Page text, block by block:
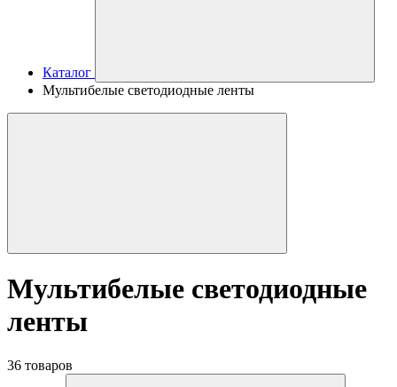
Каталог
Мультибелые светодиодные ленты
Мультибелые светодиодные
ленты
36 товаров